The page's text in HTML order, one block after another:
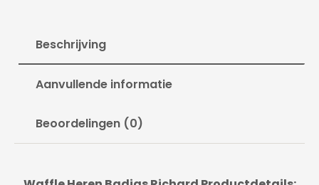
Beschrijving
Aanvullende informatie
Beoordelingen (0)